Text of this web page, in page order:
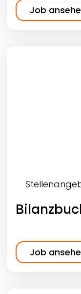
Job
Job